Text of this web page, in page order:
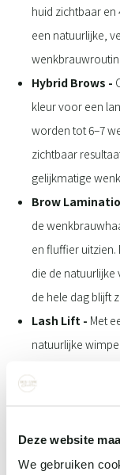
Deze website
We gebruiken
huid zichtbaar en
een natuurlijke,
Hybrid Brows -
kleur voor een
worden tot 6–7
zichtbaar
gelijkmatige
Brow
de
en fluffier
die de
de hele dag blijft
Lash Lift - Met
natuurlijke
onderhoudsvrije
Skin Workouts
behandelingen